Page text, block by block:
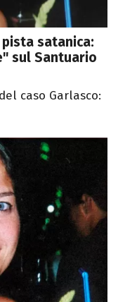
satanica:
sul Santuario
caso Garlasco: